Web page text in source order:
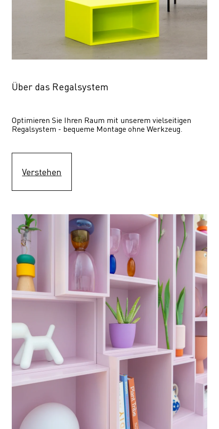
Über das Regalsystem
Optimieren Sie Ihren Raum mit unserem vielseitigen
Regalsystem - bequeme Montage ohne Werkzeug.
Verstehen